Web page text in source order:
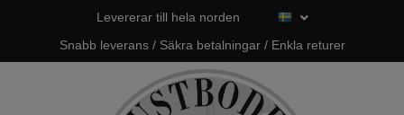
Levererar till hela norden
Snabb leverans / Säkra betalningar / Enkla returer